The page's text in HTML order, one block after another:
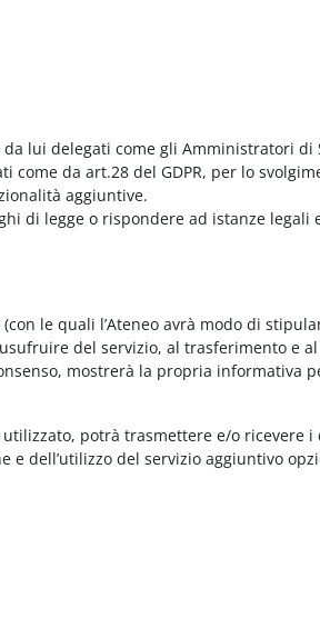
lui delegati come gli Amministratori
da art.28 del GDPR, per lo
aggiuntive.
di legge o rispondere ad istanze legali
le quali l’Ateneo avrà modo di
del servizio, al trasferimento e
mostrerà la propria informativa
potrà trasmettere e/o ricevere
e dell’utilizzo del servizio aggiuntivo